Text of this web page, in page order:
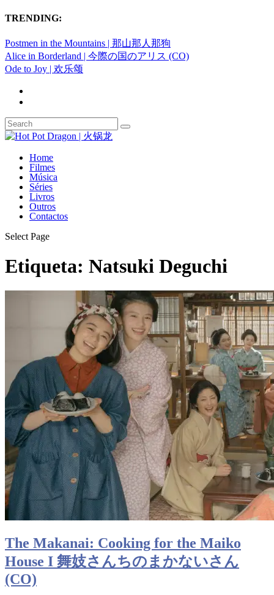
TRENDING:
Postmen in the Mountains | 那山那人那狗
Alice in Borderland | 今際の国のアリス (CO)
Ode to Joy | 欢乐颂
Home
Filmes
Música
Séries
Livros
Outros
Contactos
Select Page
Etiqueta: Natsuki Deguchi
The Makanai: Cooking for the Maiko
House I 舞妓さんちのまかないさん
(CO)